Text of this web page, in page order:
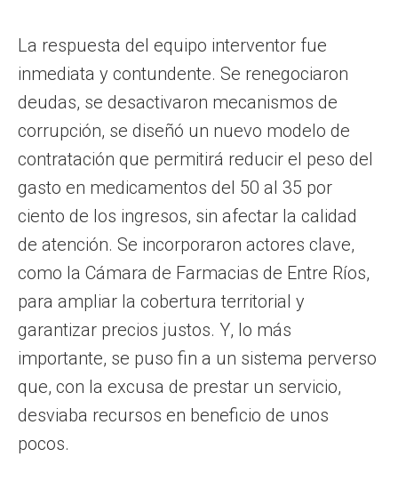
La respuesta del equipo interventor fue
inmediata y contundente. Se renegociaron
deudas, se desactivaron mecanismos de
corrupción, se diseñó un nuevo modelo de
contratación que permitirá reducir el peso del
gasto en medicamentos del 50 al 35 por
ciento de los ingresos, sin afectar la calidad
de atención. Se incorporaron actores clave,
como la Cámara de Farmacias de Entre Ríos,
para ampliar la cobertura territorial y
garantizar precios justos. Y, lo más
importante, se puso fin a un sistema perverso
que, con la excusa de prestar un servicio,
desviaba recursos en beneficio de unos
pocos.